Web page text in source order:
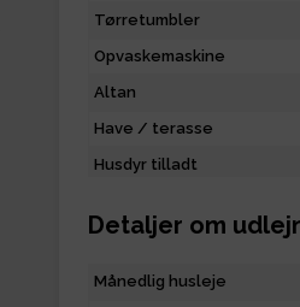
Tørretumbler
Opvaskemaskine
Altan
Have / terasse
Husdyr tilladt
Detaljer om
Månedlig husleje